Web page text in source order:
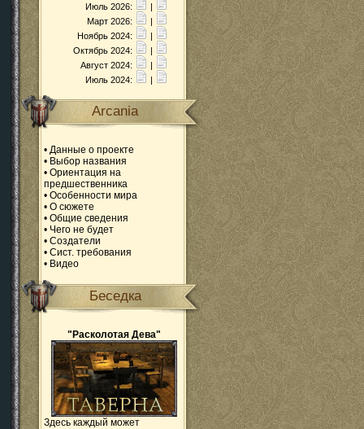
Июль 2026:
|
Март 2026:
|
Ноябрь 2024:
|
Октябрь 2024:
|
Август 2024:
|
Июль 2024:
|
Arcania
• Данные о проекте
• Выбор названия
• Ориентация на
предшественника
• Особенности мира
• О сюжете
• Общие сведения
• Чего не будет
• Создатели
• Сист. требования
• Видео
Беседка
"Расколотая Дева"
Здесь каждый может